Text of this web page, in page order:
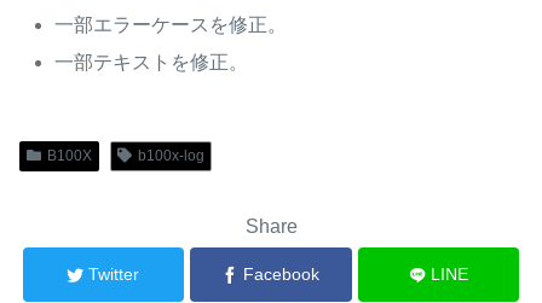
一部エラーケースを修正。
一部テキストを修正。
B100X b100x-log
Share
Twitter Facebook LINE